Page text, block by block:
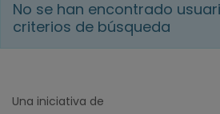
No se han encontrado
criterios de búsqueda
Una iniciativa de